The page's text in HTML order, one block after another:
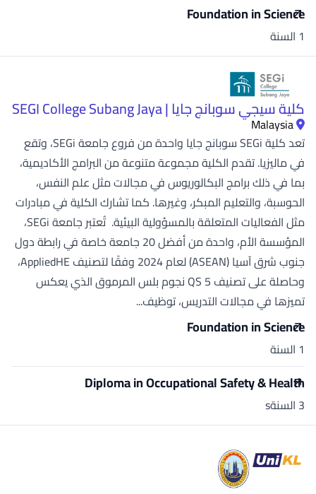
Foundation in Science
1 السنة
كلية سيجي سوبانج جايا | SEGI College Subang Jaya
Malaysia
تعد كلية SEGi سوبانج جايا واحدة من فروع جامعة SEGi، وتقع
في ماليزيا. تقدم الكلية مجموعة متنوعة من البرامج الأكاديمية،
بما في ذلك برامج البكالوريوس في مجالات مثل علم النفس،
الحوسبة، والتعليم المبكر، وغيرها. كما تشارك الكلية في مبادرات
مثل الفعاليات المتعلقة بالمسؤولية البيئية. تُعتبر جامعة SEGi،
المؤسسة الأم، واحدة من أفضل 20 جامعة خاصة في رابطة دول
جنوب شرق آسيا (ASEAN) لعام 2024 وفقًا لتصنيف AppliedHE،
وحاصلة على تصنيف QS 5 نجوم بلس المرموق الذي يعكس
تميزها في مجالات التدريس، توظيف...
Foundation in Science
1 السنة
Diploma in Occupational Safety & Health
3 السنةs